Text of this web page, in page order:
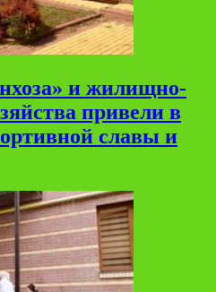
и жилищно-
привели в
славы и